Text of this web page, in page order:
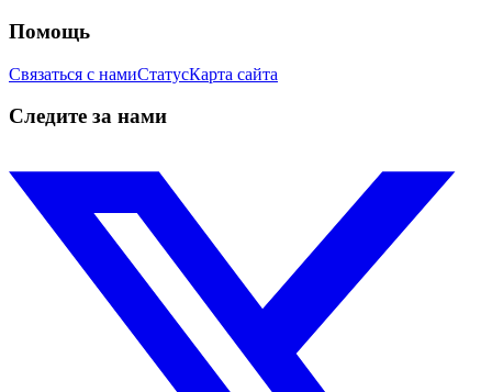
Помощь
Связаться с намиСтатусКарта сайта
Следите за нами